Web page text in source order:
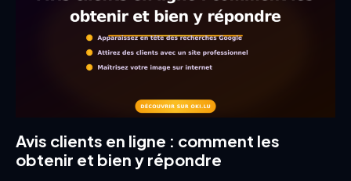
Avis clients en ligne : comment les
obtenir et bien y répondre